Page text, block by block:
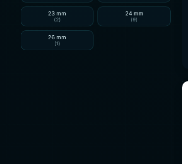
23 mm
(2)
24 mm
(9)
26 mm
(1)